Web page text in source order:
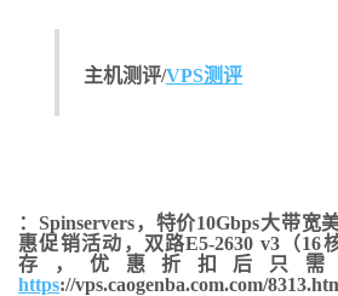
主机测评/VPS测评
：Spinservers，特价10Gbps大带宽
惠促销活动，双路E5-2630 v3（16
存，优惠折扣后只需
https://vps.caogenba.com.com/